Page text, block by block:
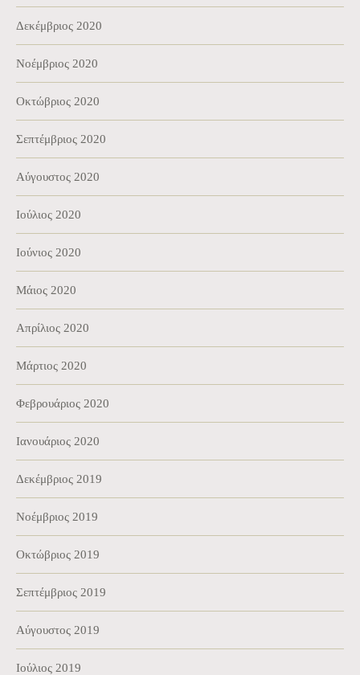
Δεκέμβριος 2020
Νοέμβριος 2020
Οκτώβριος 2020
Σεπτέμβριος 2020
Αύγουστος 2020
Ιούλιος 2020
Ιούνιος 2020
Μάιος 2020
Απρίλιος 2020
Μάρτιος 2020
Φεβρουάριος 2020
Ιανουάριος 2020
Δεκέμβριος 2019
Νοέμβριος 2019
Οκτώβριος 2019
Σεπτέμβριος 2019
Αύγουστος 2019
Ιούλιος 2019